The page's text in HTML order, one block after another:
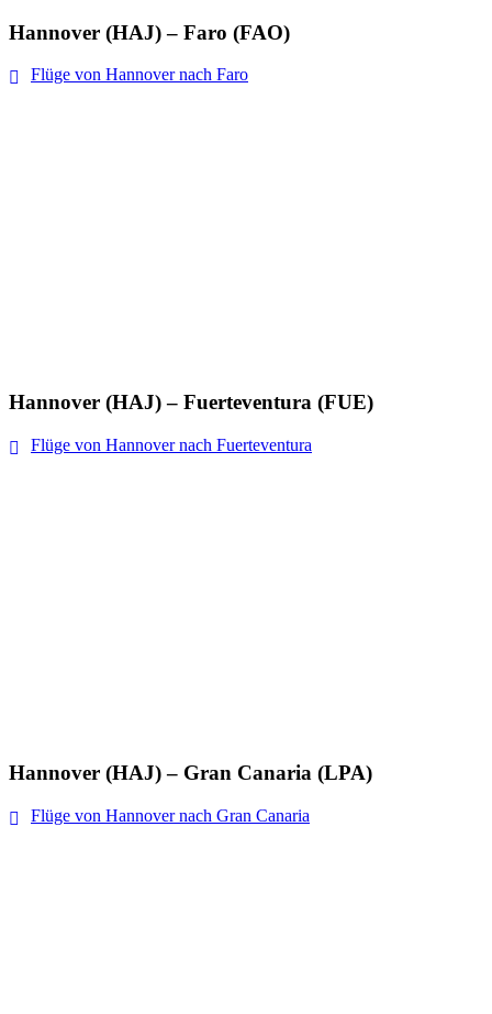
Hannover (HAJ) – Faro (FAO)
Flüge von Hannover nach Faro
Hannover (HAJ) – Fuerteventura (FUE)
Flüge von Hannover nach Fuerteventura
Hannover (HAJ) – Gran Canaria (LPA)
Flüge von Hannover nach Gran Canaria